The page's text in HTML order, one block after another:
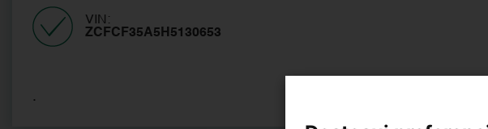
VIN:
ZCFCF35A5H5130653
.